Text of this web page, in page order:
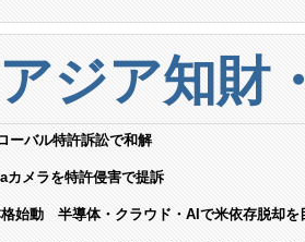
アジア知財
ーバル特許訴訟で和解
カメラを特許侵害で提訴
始動 半導体・クラウド・AIで米依存脱却を